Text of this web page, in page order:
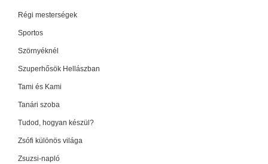
Régi mesterségek
Sportos
Szörnyéknél
Szuperhősök Hellászban
Tami és Kami
Tanári szoba
Tudod, hogyan készül?
Zsófi különös világa
Zsuzsi-napló